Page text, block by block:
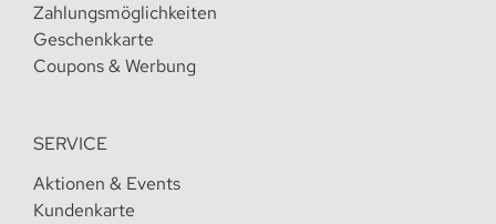
Zahlungsmöglichkeiten
Geschenkkarte
Coupons & Werbung
SERVICE
Aktionen & Events
Kundenkarte